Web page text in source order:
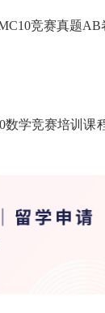
竞赛真题
学竞赛培训课